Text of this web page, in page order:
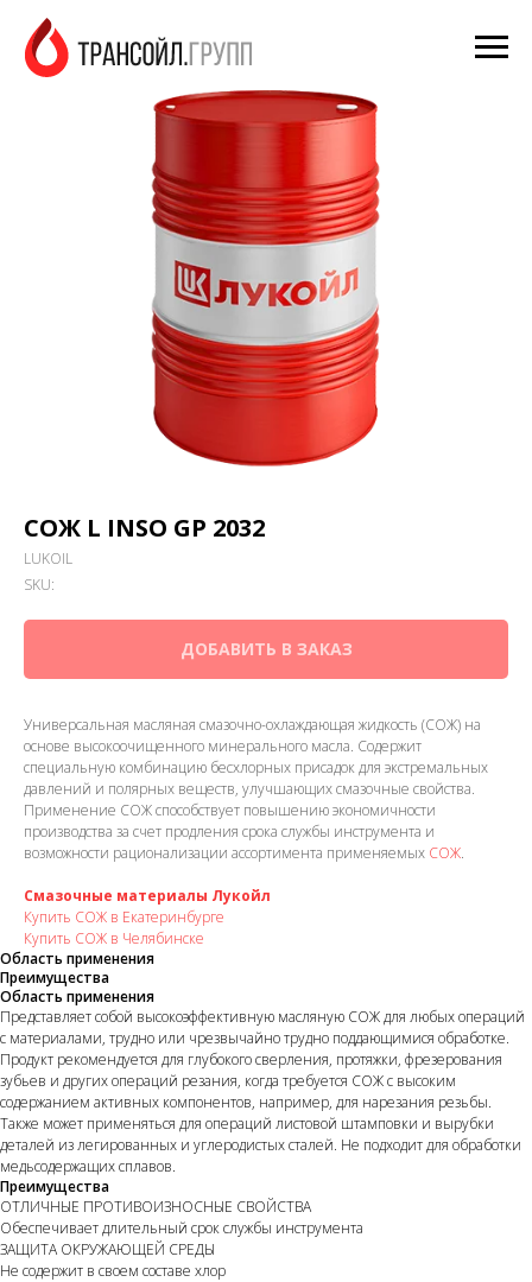
СОЖ L INSO GP 2032
LUKOIL
SKU:
ДОБАВИТЬ В ЗАКАЗ
Универсальная масляная смазочно-охлаждающая жидкость (СОЖ) на
основе высокоочищенного минерального масла. Содержит
специальную комбинацию бесхлорных присадок для экстремальных
давлений и полярных веществ, улучшающих смазочные свойства.
Применение СОЖ способствует повышению экономичности
производства за счет продления срока службы инструмента и
возможности рационализации ассортимента применяемых СОЖ.
Смазочные материалы Лукойл
Купить СОЖ в Екатеринбурге
Купить СОЖ в Челябинске
Область применения
Преимущества
Область применения
Представляет собой высокоэффективную масляную СОЖ для любых операций
с материалами, трудно или чрезвычайно трудно поддающимися обработке.
Продукт рекомендуется для глубокого сверления, протяжки, фрезерования
зубьев и других операций резания, когда требуется СОЖ с высоким
содержанием активных компонентов, например, для нарезания резьбы.
Также может применяться для операций листовой штамповки и вырубки
деталей из легированных и углеродистых сталей. Не подходит для обработки
медьсодержащих сплавов.
Преимущества
ОТЛИЧНЫЕ ПРОТИВОИЗНОСНЫЕ СВОЙСТВА
Обеспечивает длительный срок службы инструмента
ЗАЩИТА ОКРУЖАЮЩЕЙ СРЕДЫ
Не содержит в своем составе хлор